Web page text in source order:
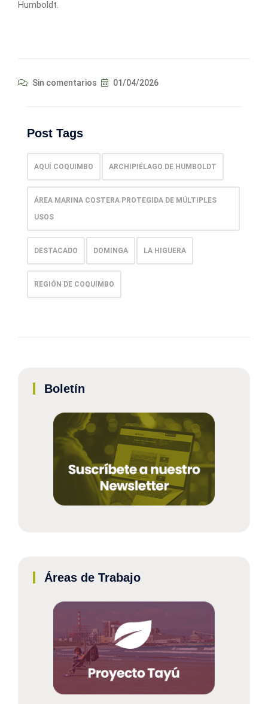
Humboldt.
Sin comentarios 01/04/2026
Post Tags
AQUÍ COQUIMBO ARCHIPIÉLAGO DE HUMBOLDT
ÁREA MARINA COSTERA PROTEGIDA DE MÚLTIPLES
USOS
DESTACADO DOMINGA LA HIGUERA
REGIÓN DE COQUIMBO
Boletín
Áreas de Trabajo